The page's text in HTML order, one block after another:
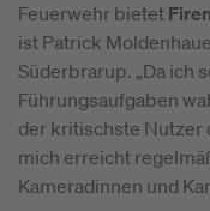
Feuerwehr bietet
ist Patrick
Süderbrarup. „Da ich
Führungsaufgaben
der kritischste Nutzer
mich erreicht
Kameradinnen und